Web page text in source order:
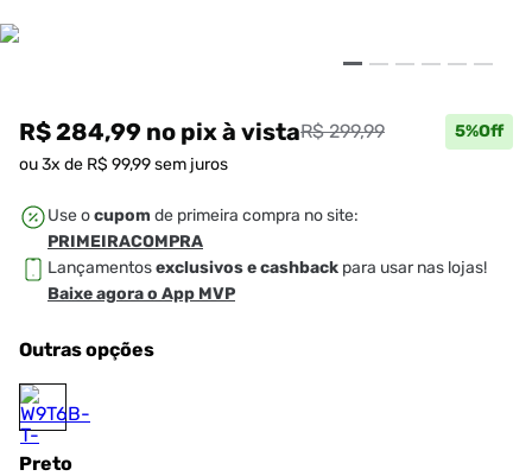
R$ 284,99 no pixà vistaR$ 299,99 5%Off
ou3x de R$ 99,99sem juros
Use ocupom de primeira compra no site:
PRIMEIRACOMPRA
Lançamentosexclusivos e cashback para usar nas lojas!
Baixe agora o App MVP
Outras opções
Preto